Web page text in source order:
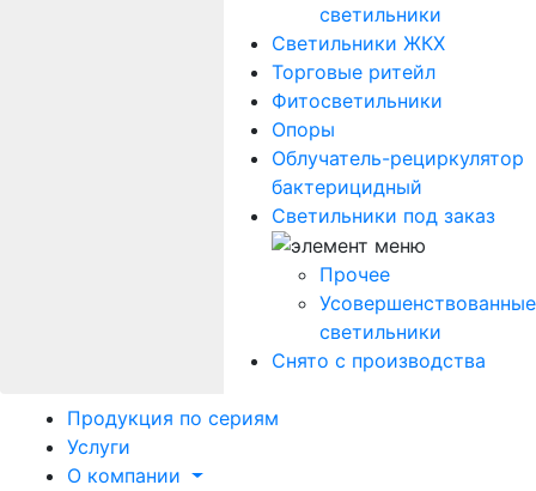
светильники
Светильники ЖКХ
Торговые ритейл
Фитосветильники
Опоры
Облучатель-рециркулятор
бактерицидный
Светильники под заказ
Прочее
Усовершенствованные
светильники
Снято с производства
Продукция по сериям
Услуги
О компании